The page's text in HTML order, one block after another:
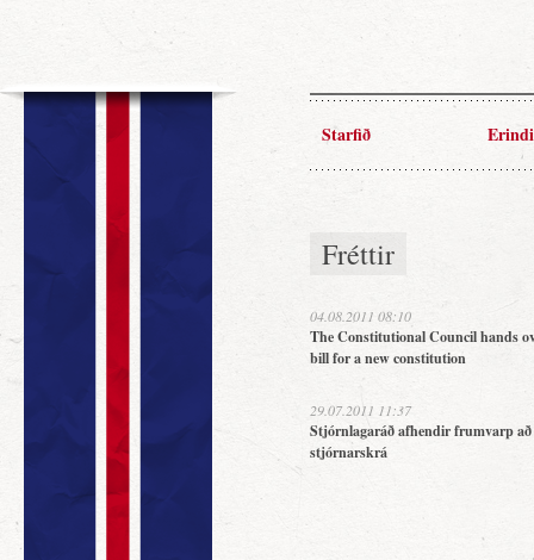
Starfið Erindi
Fréttir
04.08.2011 08:10
The Constitutional Council hands
bill for a new constitution
29.07.2011 11:37
Stjórnlagaráð afhendir frumvarp
stjórnarskrá